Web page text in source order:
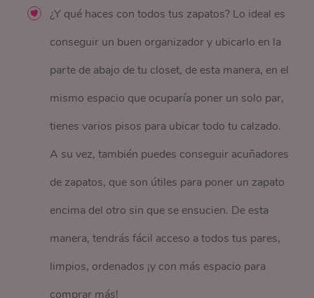
¿Y qué haces con todos tus zapatos? Lo ideal es
conseguir un buen organizador y ubicarlo en la
parte de abajo de tu closet, de esta manera, en el
mismo espacio que ocuparía poner un solo par,
tienes varios pisos para ubicar todo tu calzado.
A su vez, también puedes conseguir acuñadores
de zapatos, que son útiles para poner un zapato
encima del otro sin que se ensucien. De esta
manera, tendrás fácil acceso a todos tus pares,
limpios, ordenados ¡y con más espacio para
comprar más!